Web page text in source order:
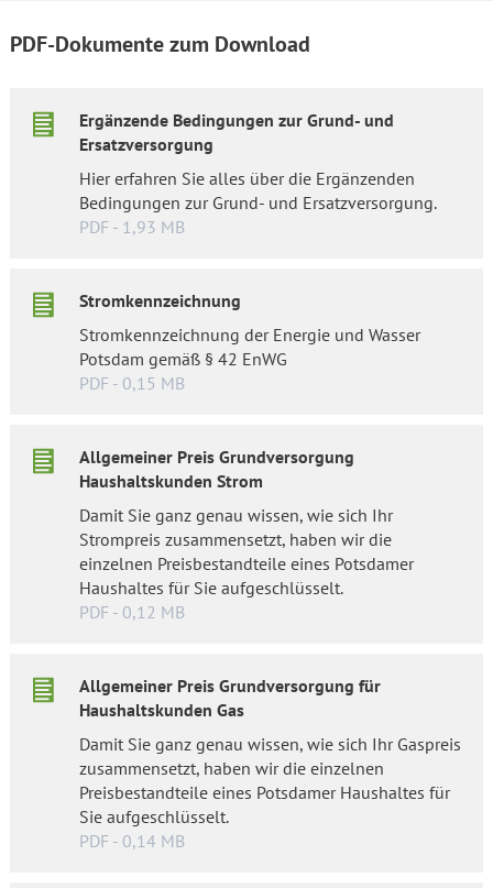
PDF-Dokumente zum Download
Ergänzende Bedingungen zur Grund- und
Ersatzversorgung
Hier erfahren Sie alles über die Ergänzenden
Bedingungen zur Grund- und Ersatzversorgung.
PDF - 1,93 MB
Stromkennzeichnung
Stromkennzeichnung der Energie und Wasser
Potsdam gemäß § 42 EnWG
PDF - 0,15 MB
Allgemeiner Preis Grundversorgung
Haushaltskunden Strom
Damit Sie ganz genau wissen, wie sich Ihr
Strompreis zusammensetzt, haben wir die
einzelnen Preisbestandteile eines Potsdamer
Haushaltes für Sie aufgeschlüsselt.
PDF - 0,12 MB
Allgemeiner Preis Grundversorgung für
Haushaltskunden Gas
Damit Sie ganz genau wissen, wie sich Ihr Gaspreis
zusammensetzt, haben wir die einzelnen
Preisbestandteile eines Potsdamer Haushaltes für
Sie aufgeschlüsselt.
PDF - 0,14 MB